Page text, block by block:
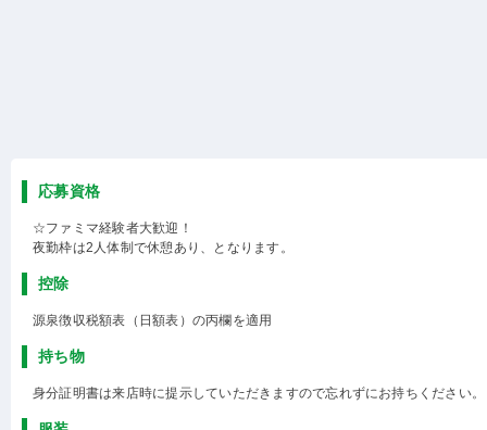
応募資格
☆ファミマ経験者大歓迎！
夜勤枠は2人体制で休憩あり、となります。
控除
源泉徴収税額表（日額表）の丙欄を適用
持ち物
身分証明書は来店時に提示していただきますので忘れずにお持ちください。